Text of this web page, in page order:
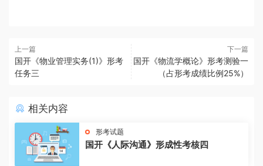
上一篇
国开《物业管理实务(1)》形考
任务三
下一篇
国开《物流学概论》形考测验一
（占形考成绩比例25%）
相关内容
形考试题
国开《人际沟通》形成性考核四